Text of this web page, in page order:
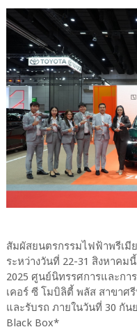
สัมผัสยนตรกรรมไฟฟ้าพรีเมี
ระหว่างวันที่ 22-31 สิงหาคมนี้
2025 ศูนย์นิทรรศการและก
เคอร์ ซี โมบิลิตี้ พลัส สาขาศ
และรับรถ ภายในวันที่ 30 กัน
Black Box*